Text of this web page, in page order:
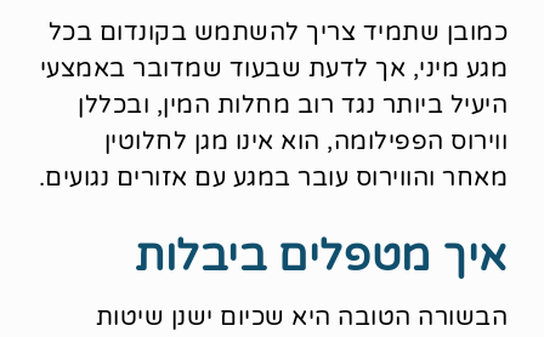
כמובן שתמיד צריך להשתמש בקונדום בכל
מגע מיני, אך לדעת שבעוד שמדובר באמצעי
היעיל ביותר נגד רוב מחלות המין, ובכללן
ווירוס הפפילומה, הוא אינו מגן לחלוטין
מאחר והווירוס עובר במגע עם אזורים נגועים.
איך מטפלים ביבלות
הבשורה הטובה היא שכיום ישנן שיטות